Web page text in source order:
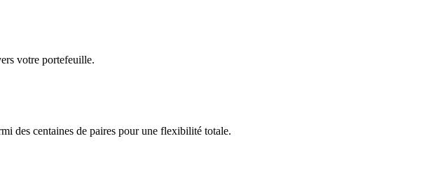
votre portefeuille.
des centaines de paires pour une flexibilité totale.